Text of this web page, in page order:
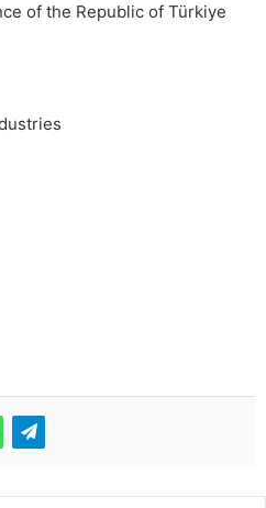
of the Republic of Türkiye